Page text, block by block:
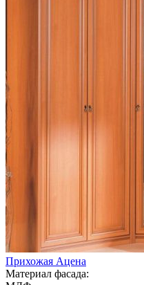
Прихожая Ацена
Материал фасада: